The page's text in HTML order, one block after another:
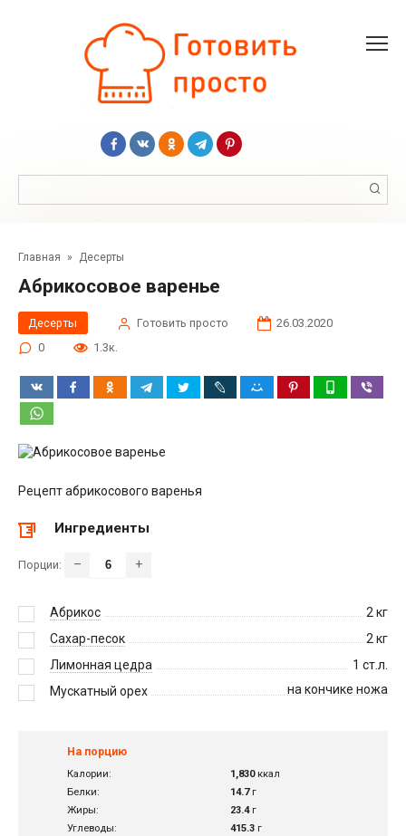
Главная » Десерты
Абрикосовое варенье
Десерты Готовить просто
26.03.2020
0
1.3к.
Рецепт абрикосового варенья
Ингредиенты
Порции: – +
Абрикос 2кг
Сахар-песок
2кг
Лимонная цедра
1 ст.л.
Мускатный орех
на кончике ножа
На порцию
Калории: 1,830ккал
Белки:
14.7г
Жиры:
23.4г
Углеводы:
415.3 г